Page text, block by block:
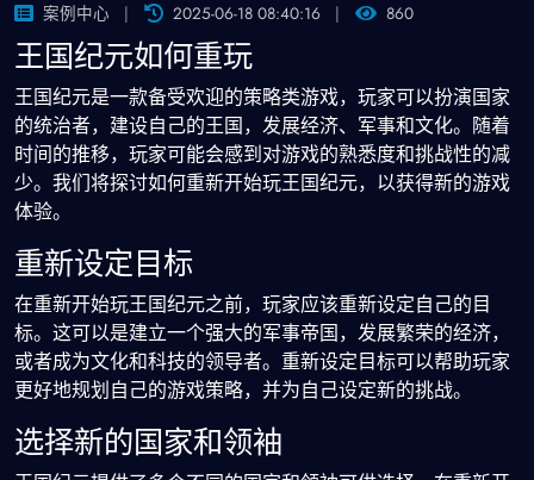
案例中心 2025-06-18 08:40:16 860
王国纪元如何重玩
王国纪元是一款备受欢迎的策略类游戏，玩家可以扮演国家
的统治者，建设自己的王国，发展经济、军事和文化。随着
时间的推移，玩家可能会感到对游戏的熟悉度和挑战性的减
少。我们将探讨如何重新开始玩王国纪元，以获得新的游戏
体验。
重新设定目标
在重新开始玩王国纪元之前，玩家应该重新设定自己的目
标。这可以是建立一个强大的军事帝国，发展繁荣的经济，
或者成为文化和科技的领导者。重新设定目标可以帮助玩家
更好地规划自己的游戏策略，并为自己设定新的挑战。
选择新的国家和领袖